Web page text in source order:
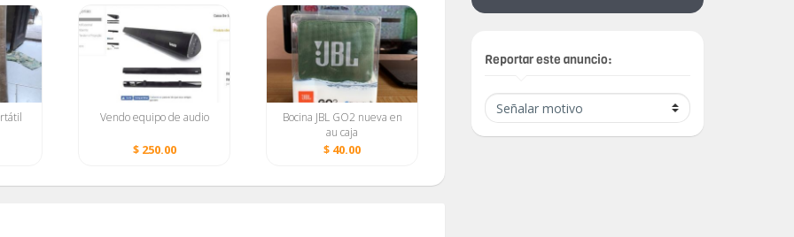
Vendo equipo de audio
$ 250.00
Bocina JBL GO2 nueva en
au caja
$ 40.00
Se vende Bafle recargable
Venta de bocina portátil
de 15"
Reportar este anuncio: